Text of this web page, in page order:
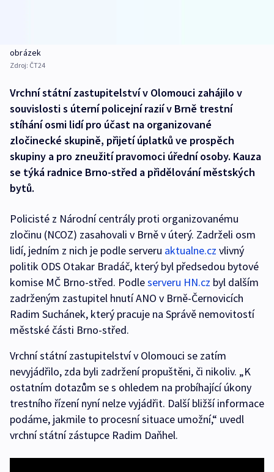
obrázek
Zdroj: ČT24
Vrchní státní zastupitelství v Olomouci zahájilo v
souvislosti s úterní policejní razií v Brně trestní
stíhání osmi lidí pro účast na organizované
zločinecké skupině, přijetí úplatků ve prospěch
skupiny a pro zneužití pravomoci úřední osoby. Kauza
se týká radnice Brno-střed a přidělování městských
bytů.
Policisté z Národní centrály proti organizovanému
zločinu (NCOZ) zasahovali v Brně v úterý. Zadrželi osm
lidí, jedním z nich je podle serveru aktualne.cz vlivný
politik ODS Otakar Bradáč, který byl předsedou bytové
komise MČ Brno-střed. Podleserveru HN.cz byl dalším
zadrženým zastupitel hnutí ANO v Brně-Černovicích
Radim Suchánek, který pracuje na Správě nemovitostí
městské části Brno-střed.
Vrchní státní zastupitelství v Olomouci se zatím
nevyjádřilo, zda byli zadržení propuštěni, či nikoliv. „K
ostatním dotazům se s ohledem na probíhající úkony
trestního řízení nyní nelze vyjádřit. Další bližší informace
podáme, jakmile to procesní situace umožní,“ uvedl
vrchní státní zástupce Radim Daňhel.